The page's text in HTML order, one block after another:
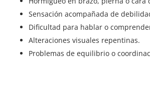
Sensación acompañada de
Dificultad para hablar o
Alteraciones visuales repentinas.
Problemas de equilibrio o